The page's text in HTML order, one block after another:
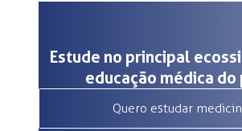
Estude no principal
educação médica do
Quero estudar